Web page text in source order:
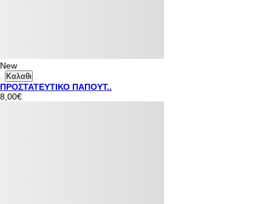
New
Καλαθι
ΠΡΟΣΤΑΤΕΥΤΙΚΟ ΠΑΠΟΥΤ..
8,00€